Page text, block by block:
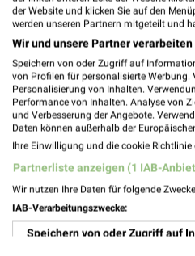
der Website und klicken Sie auf den
werden unseren Partnern mitgeteilt und
Wir und unsere Partner
Speichern von oder Zugriff auf
von Profilen für personalisierte
Personalisierung von Inhalten.
Performance von Inhalten. Analyse von
und Verbesserung der Angebote.
Daten können außerhalb der
Ihre Einwilligung und die cookie
Partnerliste anzeigen (1 IAB-
Wir nutzen Ihre Daten für folgende
IAB-Verarbeitungszwecke:
Speichern von oder Zugriff auf